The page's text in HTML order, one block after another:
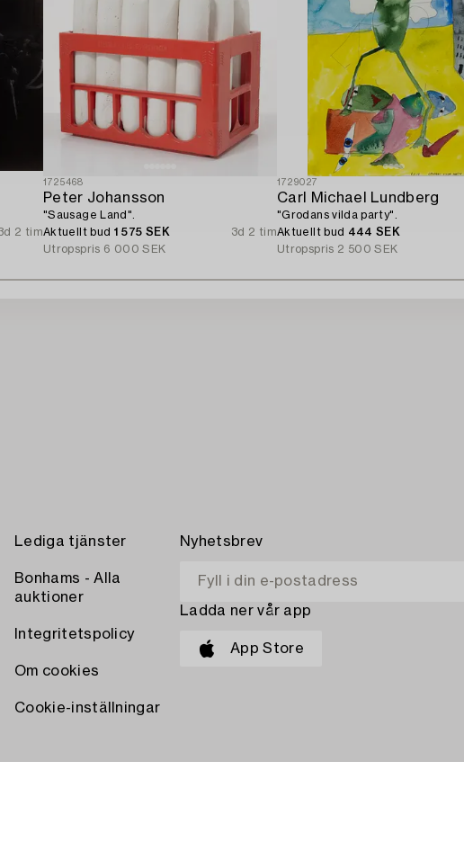
2 tim
1725468
Peter Johansson
"Sausage Land".
Aktuellt bud 1 575 SEK
3d 2 tim
Utropspris 6 000 SEK
1729027
Carl Michael Lundberg
"Grodans vilda party".
Aktuellt bud 444 SEK
Utropspris 2 500 SEK
Lediga tjänster
Bonhams - Alla
auktioner
Integritetspolicy
Om cookies
Cookie-inställningar
Nyhetsbrev
Ladda ner vår app
App Store